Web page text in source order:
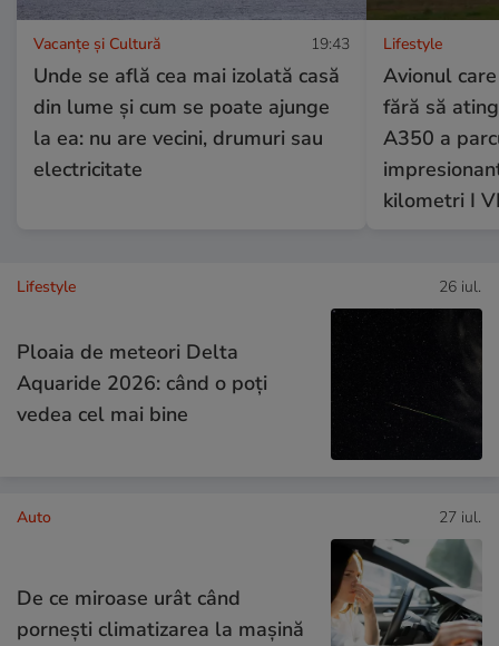
Vacanțe și Cultură 19:43
Unde se află cea mai izolată casă
din lume și cum se poate ajunge
la ea: nu are vecini, drumuri sau
electricitate
Lifestyle
Avionul
fără să
A350 a
kilometri I
Lifestyle 26 iul.
Ploaia de meteori Delta
Aquaride 2026: când o poți
vedea cel mai bine
Auto 27 iul.
De ce miroase urât când
pornești climatizarea la mașină